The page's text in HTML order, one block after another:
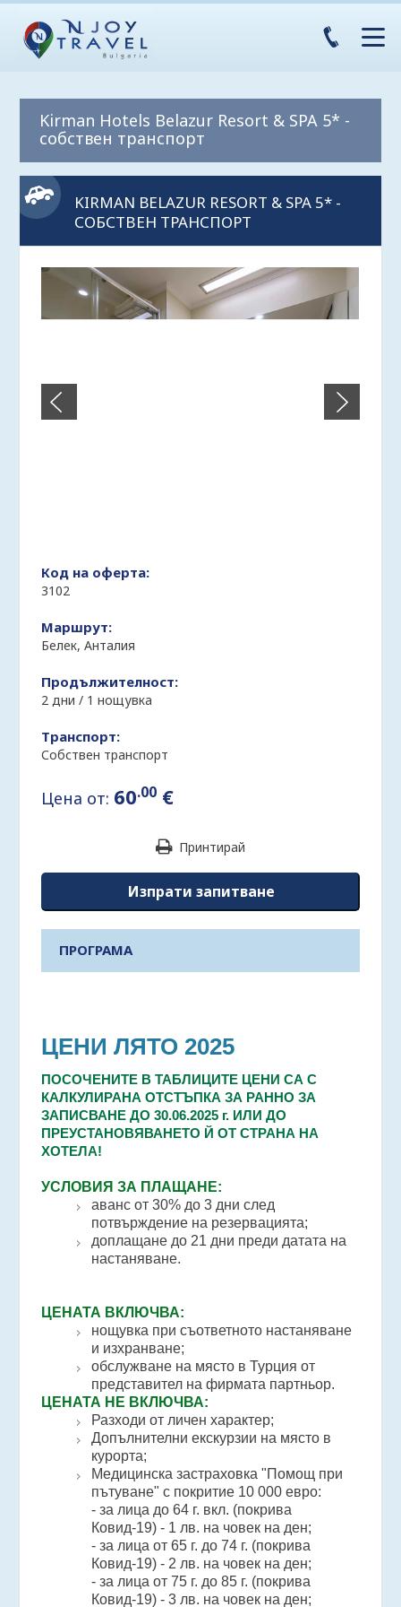
Kirman Hotels Belazur Resort & SPA 5* -
собствен транспорт
KIRMAN BELAZUR RESORT & SPA 5* -
СОБСТВЕН ТРАНСПОРТ
Код на оферта:
3102
Маршрут:
Белек, Анталия
Продължителност:
2 дни / 1 нощувка
Транспорт:
Собствен транспорт
Цена от: 60.00 €
Принтирай
Изпрати запитване
ПРОГРАМА
ЦЕНИ ЛЯТО 2025
ПОСОЧЕНИТЕ В ТАБЛИЦИТЕ ЦЕНИ СА С
КАЛКУЛИРАНА ОТСТЪПКА ЗА РАННО ЗА
ЗАПИСВАНЕДО 30.06.2025 г. ИЛИ ДО
ПРЕУСТАНОВЯВАНЕТО Й ОТ СТРАНА НА
ХОТЕЛА!
УСЛОВИЯ ЗА ПЛАЩАНЕ:
аванс от 30% до 3 дни след
потвърждение на резервацията;
доплащане до 21 дни преди датата на
настаняване.
ЦЕНАТА ВКЛЮЧВА:
нощувка при съответното настаняване
и изхранване;
обслужване на място в Турция от
представител на фирмата партньор.
ЦЕНАТА НЕ ВКЛЮЧВА:
Разходи от личен характер;
Допълнителни екскурзии на място в
курорта;
Медицинска застраховка "Помощ при
пътуване" с покритие 10 000 еврo:
- за лица до 64 г. вкл. (покрива
Ковид-19) - 1 лв. на човек на ден;
- за лица от 65 г. до 74 г. (покрива
Ковид-19) - 2 лв. на човек на ден;
- за лица от 75 г. до 85 г. (покрива
Ковид-19) - 3 лв. на човек на ден;